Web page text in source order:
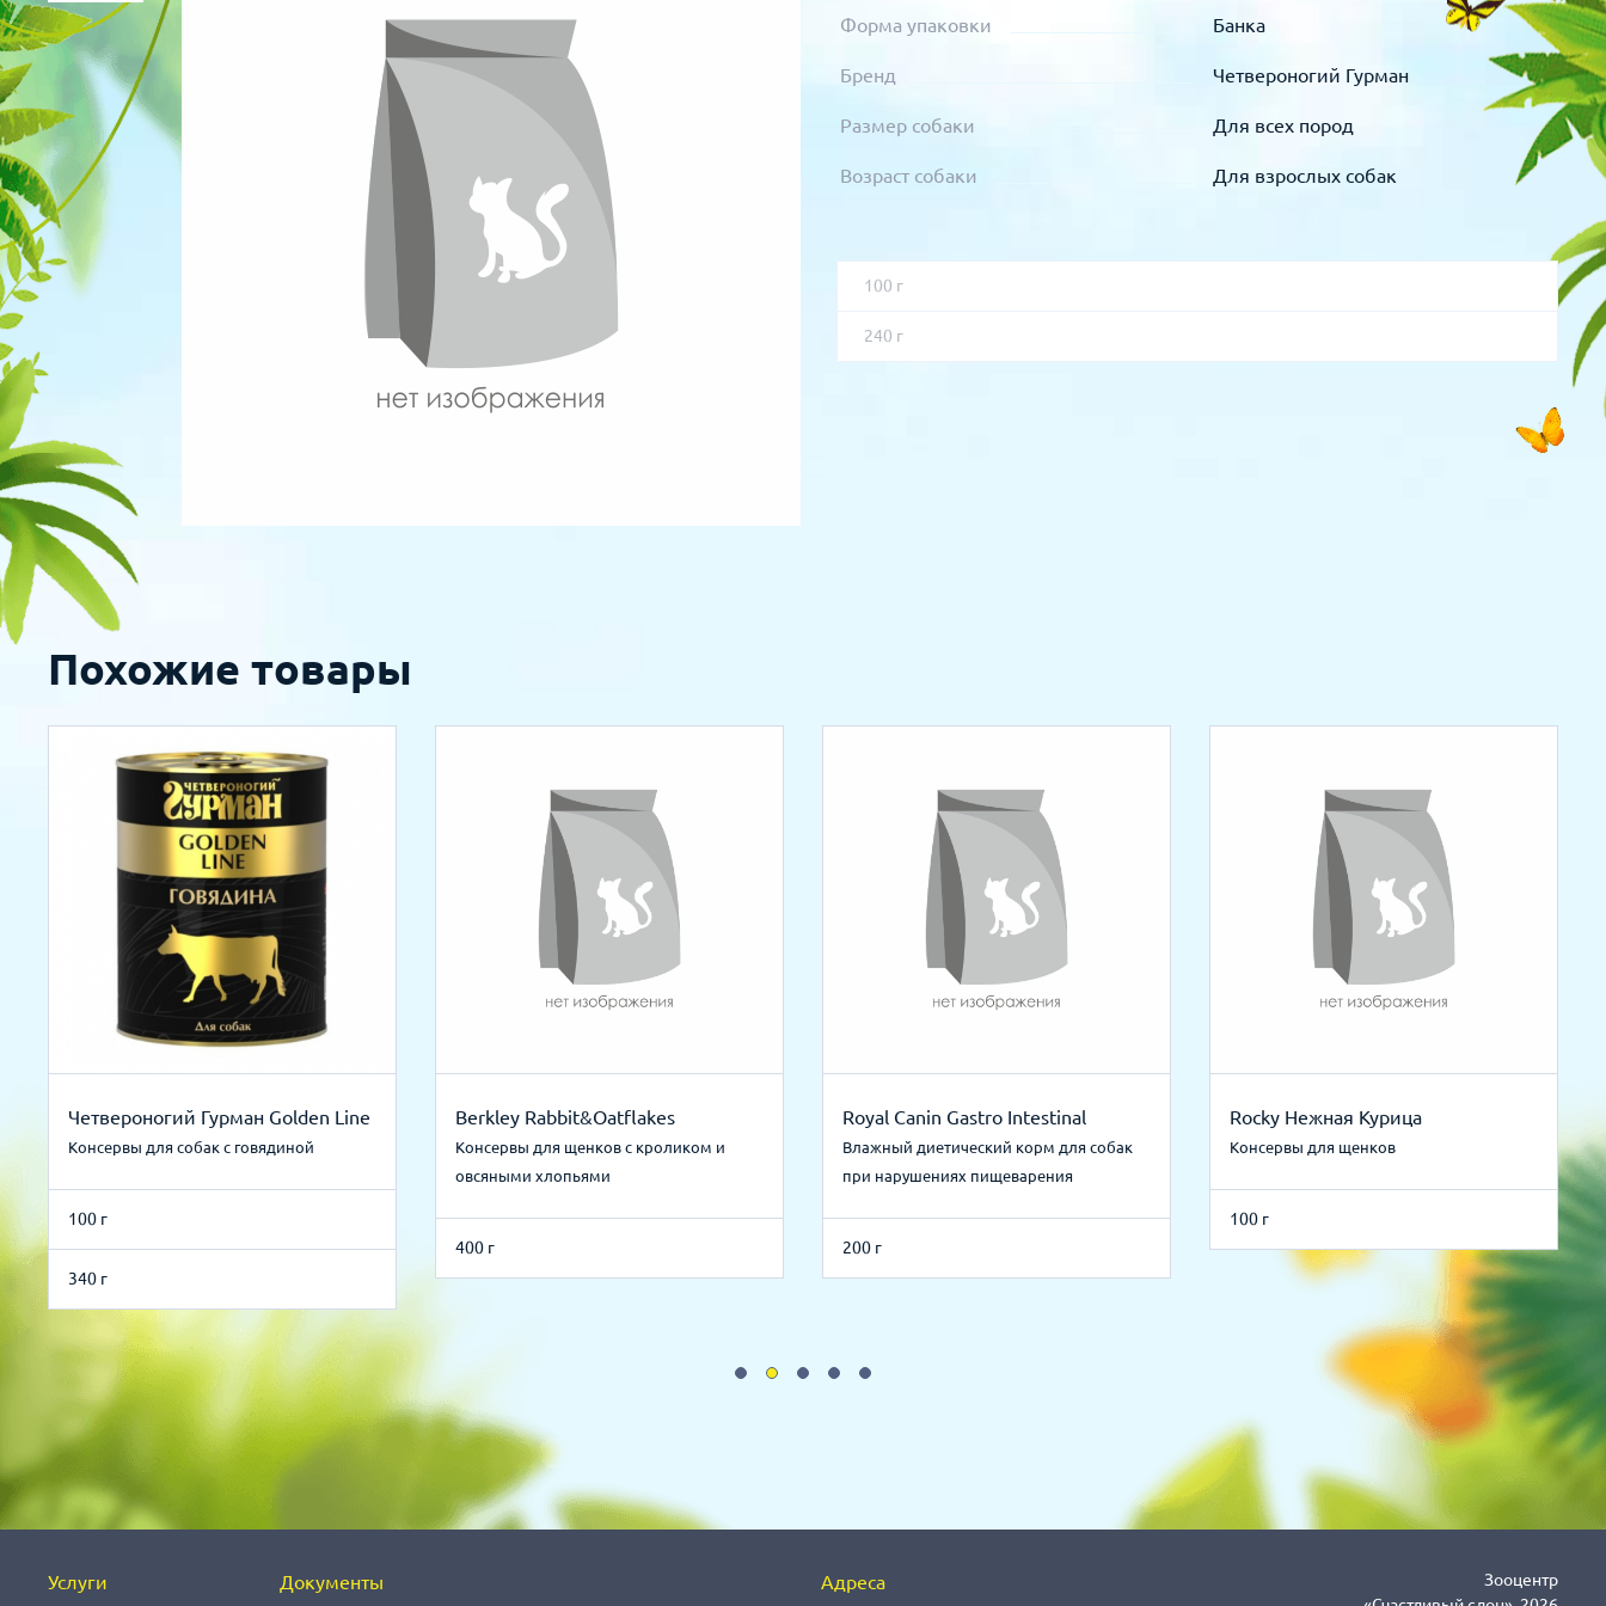
Для рыбок
Для рептилий Обследование
Лаборатория
Стоматология
Форма упаковки Банка
Бренд Четвероногий Гурман
Размер собаки Для всех пород
Возраст собаки Для взрослых собак
100 г
240 г
Похожие товары
Четвероногий Гурман Golden Line
Консервы для собак с говядиной
100 г
340 г
Berkley Rabbit&Oatflakes
Консервы для щенков с кроликом и
овсяными хлопьями
400 г
Royal Canin Gastro Intestinal
Влажный диетический корм для собак
при нарушениях пищеварения
200 г
Rocky Нежная Курица
Консервы для щенков
100 г
Услуги Документы Адреса
Зооцентр